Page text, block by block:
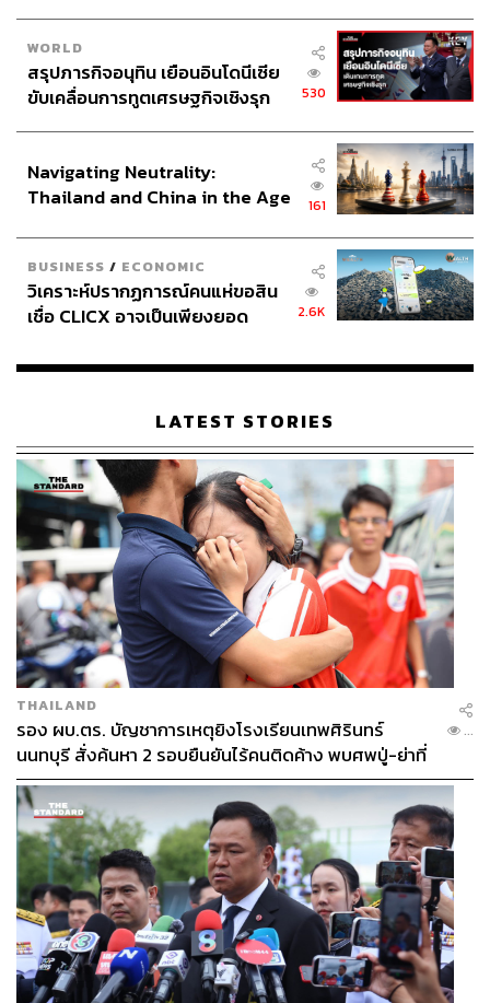
WORLD
สรุปภารกิจอนุทิน เยือนอินโดนีเซีย
ขับเคลื่อนการทูตเศรษฐกิจเชิงรุก
530
Navigating Neutrality:
Thailand and China in the Age
161
BUSINESS / ECONOMIC
วิเคราะห์ปรากฏการณ์คนแห่ขอสิน
เชื่อ CLICX อาจเป็นเพียงยอด
เรือนไทยที่ถูกซุกไว้
2.6K
LATEST STORIES
THAILAND
รอง ผบ.ตร. บัญชาการเหตุยิงโรงเรียนเทพศิรินทร์
นนทบุรี สั่งค้นหา 2 รอบยืนยันไร้คนติดค้าง พบศพปู่-ย่าที่
บ้านพักผู้ก่อเหตุ
...